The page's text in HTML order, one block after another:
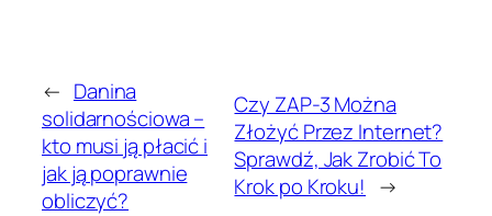
← Danina
solidarnościowa –
kto musi ją płacić i
jak ją poprawnie
obliczyć?
Czy ZAP-3 Można
Złożyć Przez Internet?
Sprawdź, Jak Zrobić To
Krok po Kroku! →